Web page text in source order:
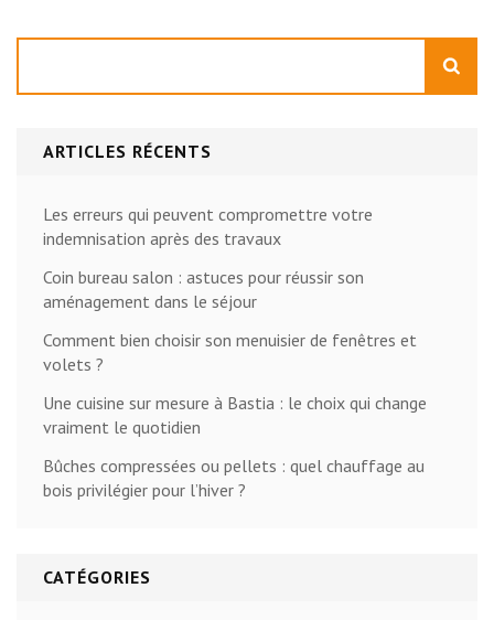
savoir
ARTICLES RÉCENTS
Les erreurs qui peuvent compromettre votre
indemnisation après des travaux
Coin bureau salon : astuces pour réussir son
aménagement dans le séjour
Comment bien choisir son menuisier de fenêtres et
volets ?
Une cuisine sur mesure à Bastia : le choix qui change
vraiment le quotidien
Bûches compressées ou pellets : quel chauffage au
bois privilégier pour l’hiver ?
CATÉGORIES